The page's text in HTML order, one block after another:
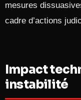
mesures
cadre d’actions
Impact
instabilité